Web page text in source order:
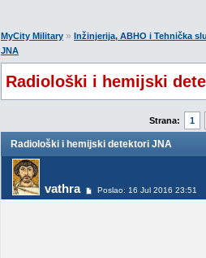
MyCity Military » Inžinjerija, ABHO i Tehnička
JNA
Radiološki i hemijski
Strana: 1
Radiološki i hemijski detektori JNA
vathra Poslao: 16 Jul 2016 23:51